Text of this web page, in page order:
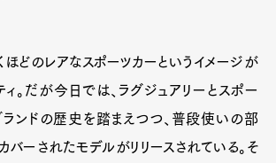
どのレアなスポーツカーというイメージが
。だが今日では、ラグジュアリーとスポー
ランドの歴史を踏まえつつ、普段使いの部
バーされたモデルがリリースされている。そ